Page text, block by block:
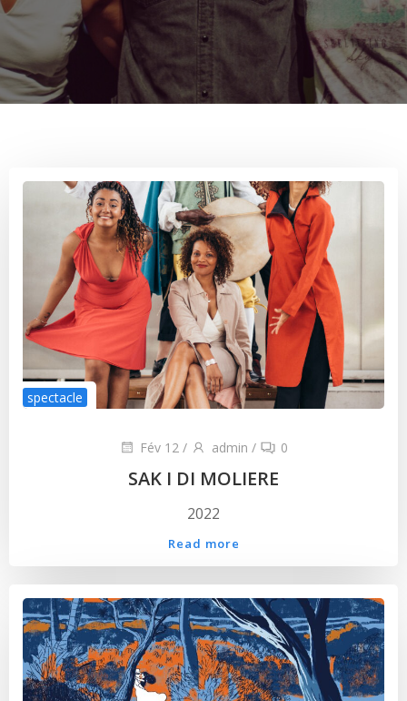
spectacle
Fév 12 / admin / 0
SAK I DI MOLIERE
2022
Read more